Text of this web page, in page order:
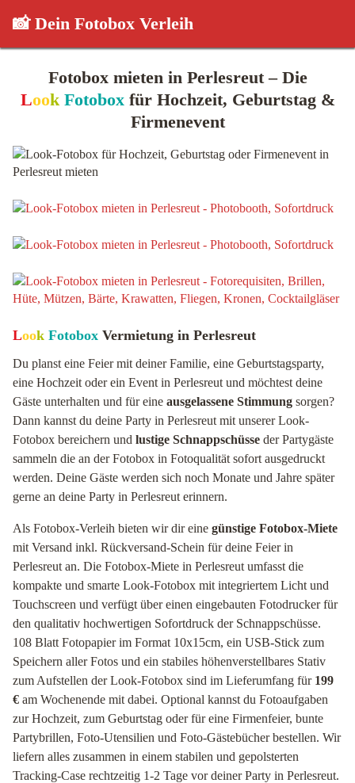
📸 Dein Fotobox Verleih
Fotobox mieten in Perlesreut – Die
Look Fotoboxfür Hochzeit, Geburtstag &
Firmenevent
Look Fotobox Vermietung in Perlesreut
Du planst eine Feier mit deiner Familie, eine Geburtstagsparty,
eine Hochzeit oder ein Event in Perlesreut und möchtest deine
Gäste unterhalten und für eine ausgelassene Stimmung sorgen?
Dann kannst du deine Party in Perlesreut mit unserer Look-
Fotobox bereichern und lustige Schnappschüsse der Partygäste
sammeln die an der Fotobox in Fotoqualität sofort ausgedruckt
werden. Deine Gäste werden sich noch Monate und Jahre später
gerne an deine Party in Perlesreut erinnern.
Als Fotobox-Verleih bieten wir dir eine günstige Fotobox-Miete
mit Versand inkl. Rückversand-Schein für deine Feier in
Perlesreut an. Die Fotobox-Miete in Perlesreut umfasst die
kompakte und smarte Look-Fotobox mit integriertem Licht und
Touchscreen und verfügt über einen eingebauten Fotodrucker für
den qualitativ hochwertigen Sofortdruck der Schnappschüsse.
108 Blatt Fotopapier im Format 10x15cm, ein USB-Stick zum
Speichern aller Fotos und ein stabiles höhenverstellbares Stativ
zum Aufstellen der Look-Fotobox sind im Lieferumfang für 199
€ am Wochenende mit dabei. Optional kannst du Fotoaufgaben
zur Hochzeit, zum Geburtstag oder für eine Firmenfeier, bunte
Partybrillen, Foto-Utensilien und Foto-Gästebücher bestellen. Wir
liefern alles zusammen in einem stabilen und gepolsterten
Tracking-Case rechtzeitig 1-2 Tage vor deiner Party in Perlesreut.